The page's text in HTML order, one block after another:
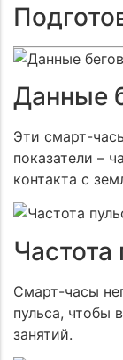
Данные
Эти смарт-
показатели –
контакта с
Частота
Смарт-часы
пульса, чтобы
занятий.